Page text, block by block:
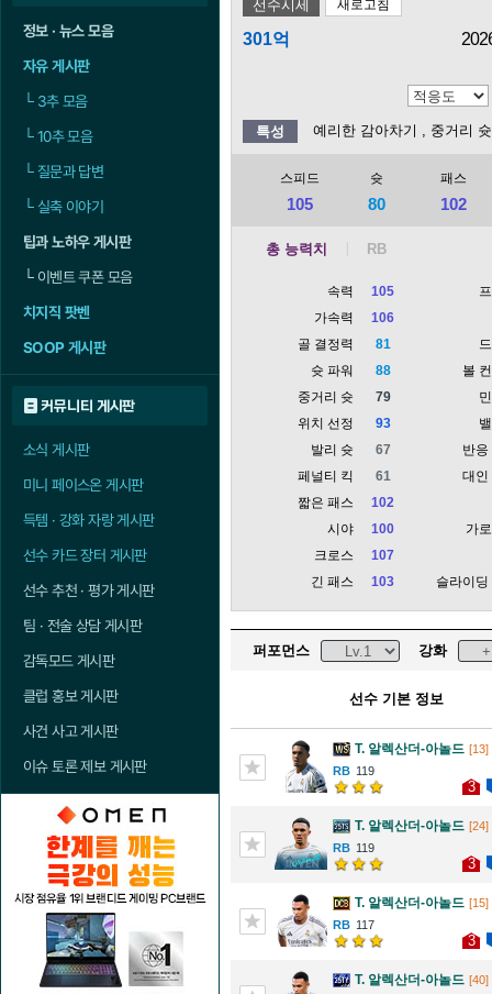
정보 · 뉴스 모음
자유 게시판
└3추 모음
└10추 모음
└질문과 답변
└실축 이야기
팁과 노하우 게시판
└이벤트 쿠폰 모음
치지직 팟벤
SOOP 게시판
커뮤니티 게시판
소식 게시판
미니 페이스온 게시판
득템 · 강화 자랑 게시판
선수 카드 장터 게시판
선수 추천 · 평가 게시판
팀 · 전술 상담 게시판
감독모드 게시판
클럽 홍보 게시판
사건 사고 게시판
이슈 토론 제보 게시판
선수시세 새로고침
301억
특성 예리한 감아차기 , 중거리
스피드
105
슛
80
패스
102
총 능력치
속력
105
가속력
106
골 결정력
81
슛 파워
88
중거리 슛
79
위치 선정
93
발리 슛
67
페널티 킥
61
짧은 패스
102
시야
100
크로스
107
긴 패스
103
볼
반응
대인
가
슬라이딩
퍼포먼스 강화
선수 기본 정보
T. 알렉산더-아놀드 [13]
119
3
T. 알렉산더-아놀드 [24]
119
3
T. 알렉산더-아놀드 [15]
117
3
T. 알렉산더-아놀드 [40]